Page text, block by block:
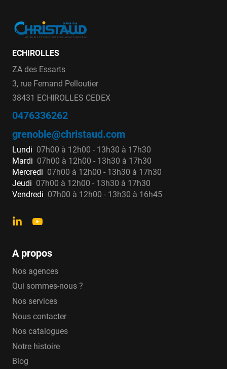
ECHIROLLES
ZA des Essarts
3, rue Fernand Pelloutier
38431 ECHIROLLES CEDEX
0476336262
grenoble@christaud.com
Lundi 07h00 à 12h00 - 13h30 à 17h30
Mardi 07h00 à 12h00 - 13h30 à 17h30
Mercredi 07h00 à 12h00 - 13h30 à 17h30
Jeudi 07h00 à 12h00 - 13h30 à 17h30
Vendredi 07h00 à 12h00 - 13h30 à 16h45
A propos
Nos agences
Qui sommes-nous ?
Nos services
Nous contacter
Nos catalogues
Notre histoire
Blog